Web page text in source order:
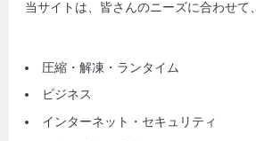
当サイトは、皆さんのニーズに合わせて、
圧縮・解凍・ランタイム
ビジネス
インターネット・セキュリティ